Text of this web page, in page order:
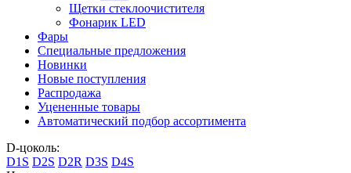
Щетки стеклоочистителя
Фонарик LED
Фары
Специальные предложения
Новинки
Новые поступления
Распродажа
Уцененные товары
Автоматический подбор ассортимента
D-цоколь:
D1S D2S D2R D3S D4S